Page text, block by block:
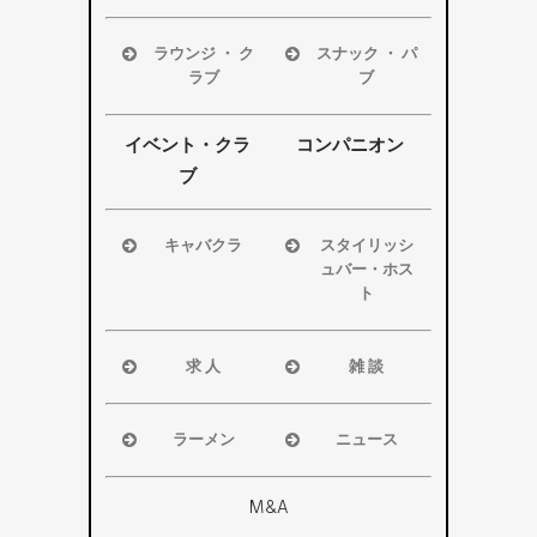
浜松市
磐田市
袋井市
掛川市
その他エリ
ア
浜松市
磐田市
袋井市
掛川市
その他エリ
ラウンジ ・ ク
ラブ
浜松市
磐田市
袋井市
掛川市
その他エリ
スナック ・ パ
ブ
浜松市
磐田市
掛川市
その他エリ
ア
イベント・クラ
ブ
コンパニオン
キャバクラ
掛川市
その他エリ
ア
スタイリッシ
ュバー・ホス
ト
浜松市
磐田市・袋
その他エリ
ア
求 人
浜松市
磐田市
雑 談
浜松市
磐田市
ラーメン
浜松市
ニュース
浜松市・磐
M&A